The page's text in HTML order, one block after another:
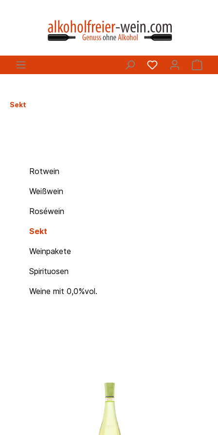
Sekt
Rotwein
Weißwein
Roséwein
Sekt
Weinpakete
Spirituosen
Weine mit 0,0%vol.